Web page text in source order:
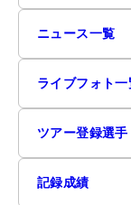
ニュース一覧
ライブフォト一
ツアー登録選手
記録成績